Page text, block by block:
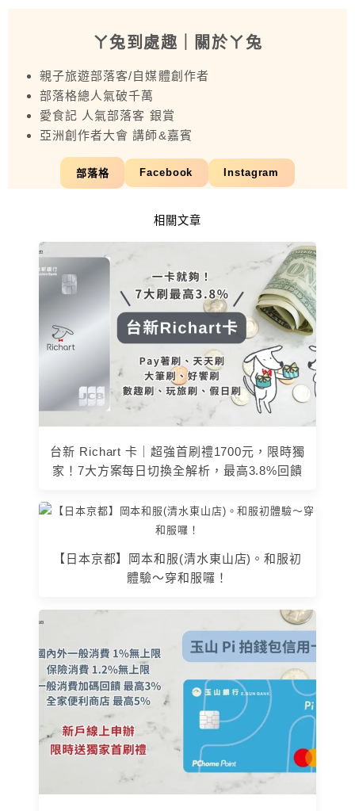
ㄚ兔到處趣 ｜關於ㄚ兔
親子旅遊部落客/自媒體創作者
部落格總人氣破千萬
愛食記 人氣部落客 銀賞
亞洲創作者大會 講師&嘉賓
部落格 Facebook Instagram
相關文章
台新 Richart 卡｜超強首刷禮1700元，限時獨
家！7大方案每日切換全解析，最高3.8%回饋
【日本京都】岡本和服(清水東山店)。和服初
體驗～穿和服囉！